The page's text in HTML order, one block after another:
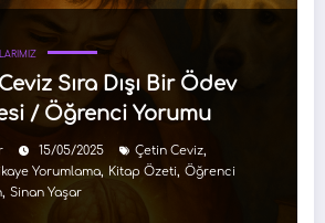
Sıra Dışı Bir Ödev
/ Öğrenci Yorumu
15/05/2025 Çetin Ceviz,
Yorumlama, Kitap Özeti, Öğrenci
, Sinan Yaşar